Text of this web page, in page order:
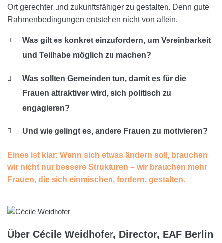
Ort gerechter und zukunftsfähiger zu gestalten. Denn gute
Rahmenbedingungen entstehen nicht von allein.
Was gilt es konkret einzufordern, um Vereinbarkeit
und Teilhabe möglich zu machen?
Was sollten Gemeinden tun, damit es für die
Frauen attraktiver wird, sich politisch zu
engagieren?
Und wie gelingt es, andere Frauen zu motivieren?
Eines ist klar: Wenn sich etwas ändern soll, brauchen
wir nicht nur bessere Strukturen – wir brauchen mehr
Frauen, die sich einmischen, fordern, gestalten.
Über Cécile Weidhofer, Director, EAF Berlin